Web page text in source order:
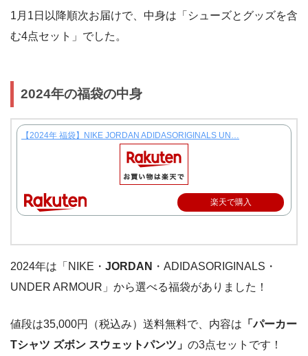
1月1日以降順次お届けで、中身は「シューズとグッズを含
む4点セット」でした。
2024年の福袋の中身
【2024年 福袋】NIKE JORDAN ADIDASORIGINALS UN…
楽天で購入
2024年は「NIKE・ JORDAN ・ADIDASORIGINALS・
UNDER ARMOUR」から選べる福袋がありました！
値段は35,000円（税込み）送料無料で、内容は 「パーカー
Tシャツ ズボン スウェットパンツ」 の3点セットです！